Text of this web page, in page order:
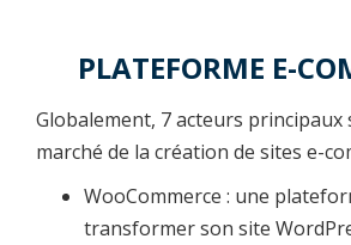
PLATEFORME E-
Globalement, 7 acteurs principaux
marché de la création de sites e-
WooCommerce : une
transformer son site